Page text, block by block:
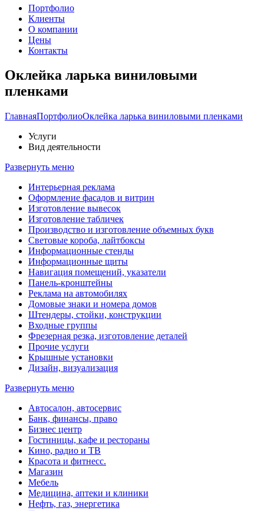
Портфолио
Клиенты
О компании
Цены
Контакты
Оклейка ларька виниловыми
пленками
ГлавнаяПортфолиоОклейка ларька виниловыми пленками
Услуги
Вид деятельности
Развернуть меню
Интерьерная реклама
Оформление фасадов и витрин
Изготовление вывесок
Изготовление табличек
Производство и изготовление объемных букв
Световые короба, лайтбоксы
Информационные стенды
Информационные щиты
Навигация помещений, указатели
Панель-кронштейны
Реклама на автомобилях
Домовые знаки и номера домов
Штендеры, стойки, конструкции
Входные группы
Фрезерная резка, изготовление деталей
Прочие услуги
Крышные установки
Дизайн, визуализация
Развернуть меню
Автосалон, автосервис
Банк, финансы, право
Бизнес центр
Гостиницы, кафе и рестораны
Кино, радио и ТВ
Красота и фитнесс.
Магазин
Мебель
Медицина, аптеки и клиники
Нефть, газ, энергетика